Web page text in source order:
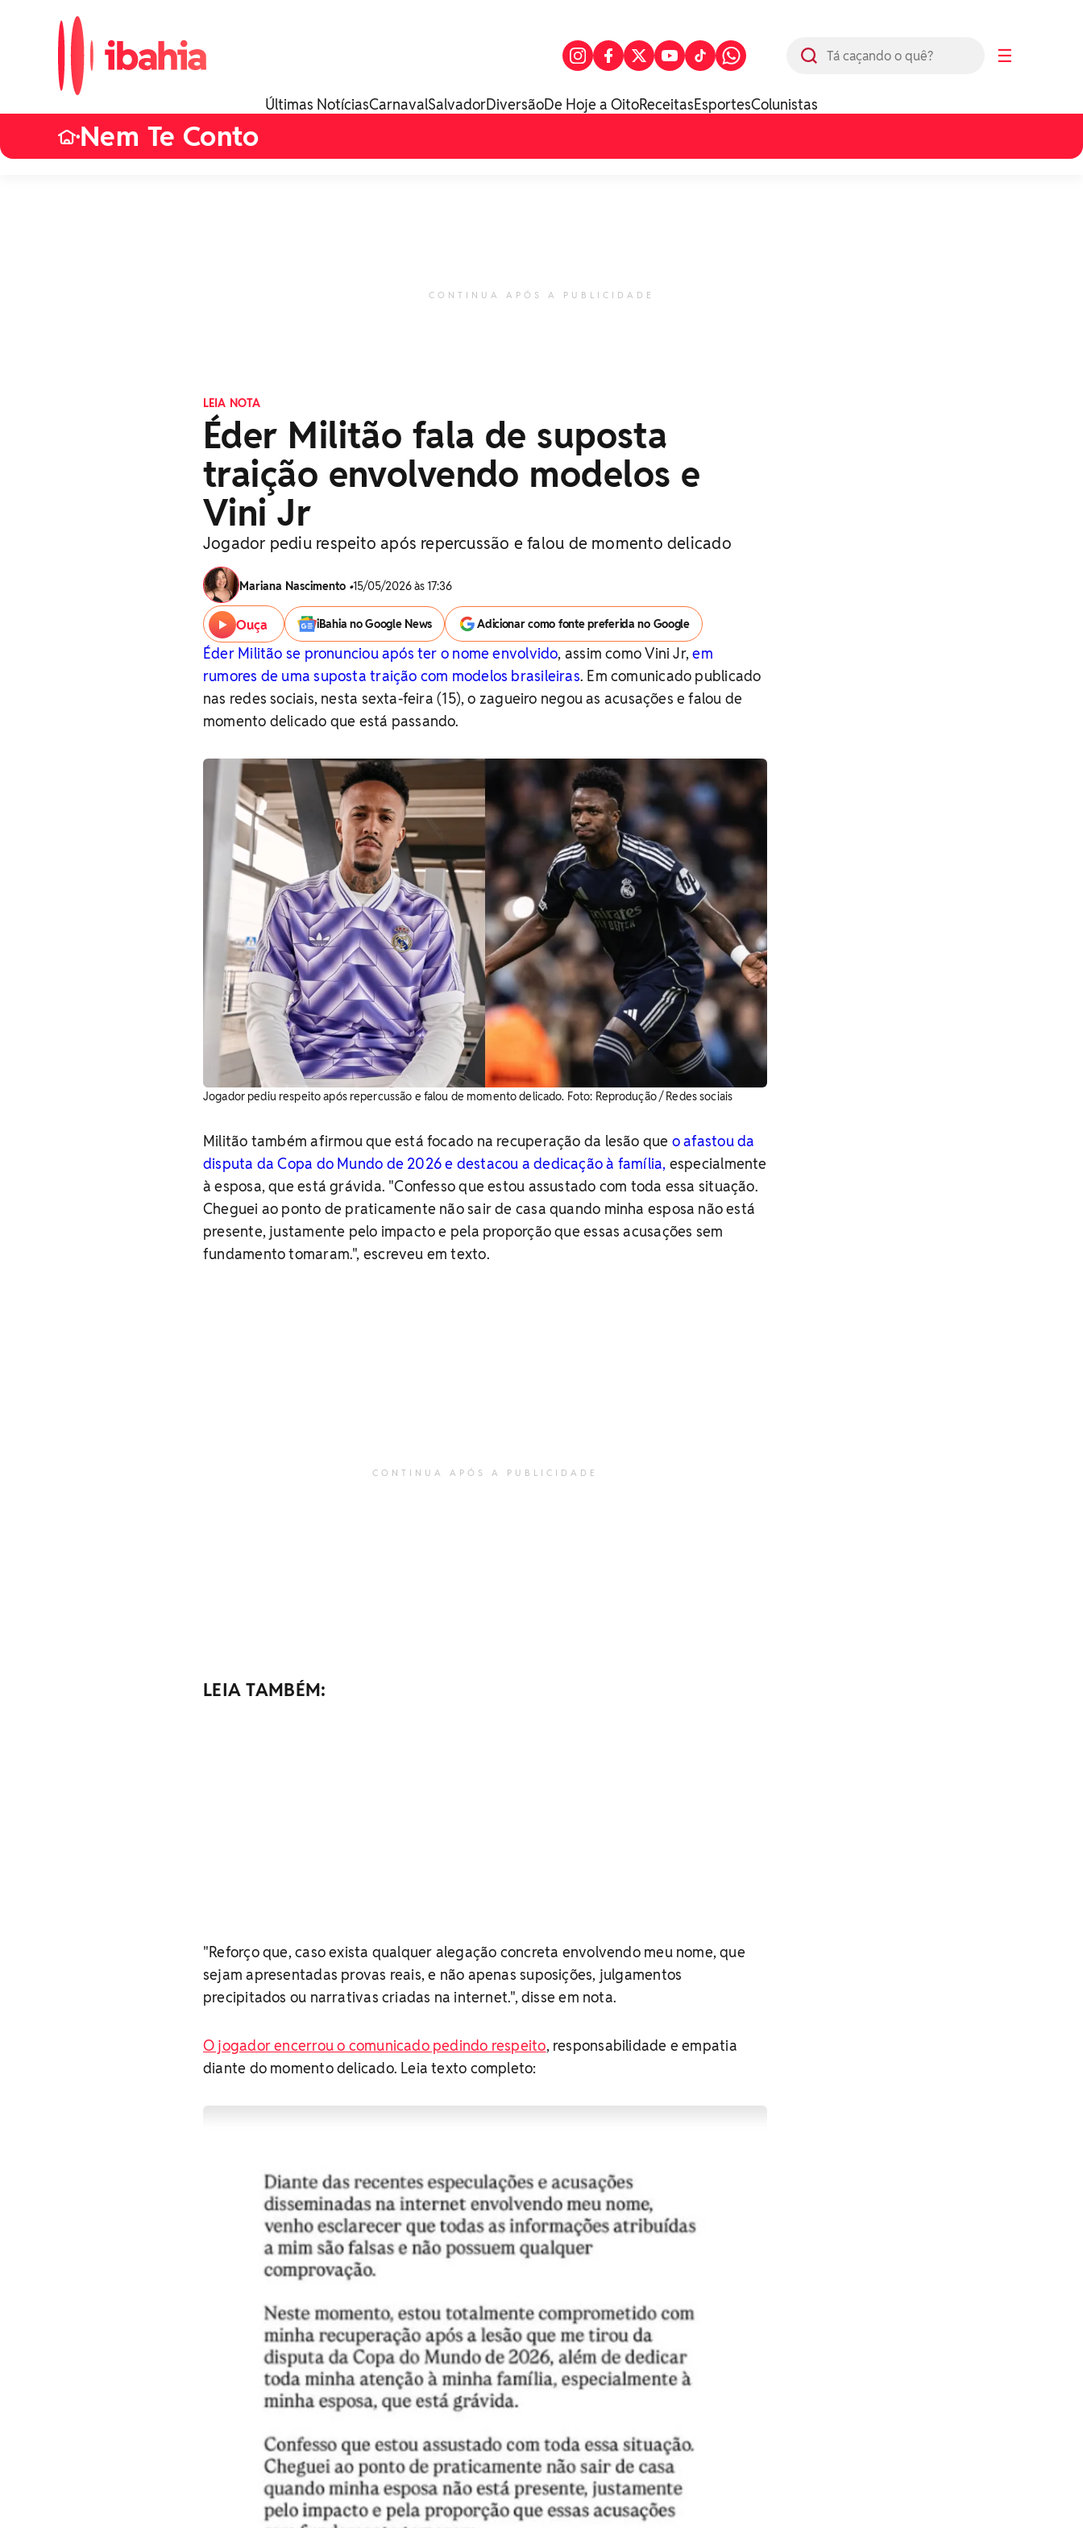
☰
Últimas NotíciasCarnavalSalvadorDiversãoDe Hoje a OitoReceitasEsportesColunistas
•Nem Te Conto
CONTINUA APÓS A PUBLICIDADE
LEIA NOTA
Éder Militão fala de suposta
traição envolvendo modelos e
Vini Jr
Jogador pediu respeito após repercussão e falou de momento delicado
Mariana Nascimento •15/05/2026 às 17:36
Ouça iBahia no Google News Adicionar como fonte preferida no Google
Éder Militão se pronunciou após ter o nome envolvido, assim como Vini Jr,em
rumores de uma suposta traição com modelos brasileiras. Em comunicado publicado
nas redes sociais, nesta sexta-feira (15), o zagueiro negou as acusações e falou de
momento delicado que está passando.
Jogador pediu respeito após repercussão e falou de momento delicado. ​Foto: Reprodução / Redes sociais
Militão também afirmou que está focado na recuperação da lesão que o afastou da
disputa da Copa do Mundo de 2026 e destacou a dedicação à família, especialmente
à esposa, que está grávida. "Confesso que estou assustado com toda essa situação.
Cheguei ao ponto de praticamente não sair de casa quando minha esposa não está
presente, justamente pelo impacto e pela proporção que essas acusações sem
fundamento tomaram.", escreveu em texto.
CONTINUA APÓS A PUBLICIDADE
LEIA TAMBÉM:
"Reforço que, caso exista qualquer alegação concreta envolvendo meu nome, que
sejam apresentadas provas reais, e não apenas suposições, julgamentos
precipitados ou narrativas criadas na internet.", disse em nota.
O jogador encerrou o comunicado pedindo respeito, responsabilidade e empatia
diante do momento delicado. Leia texto completo: